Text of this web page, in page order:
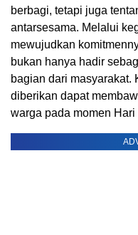
berbagi, tetapi juga
antarsesama. Melalui
mewujudkan
bukan hanya hadir
bagian dari masyarakat.
diberikan dapat
warga pada momen